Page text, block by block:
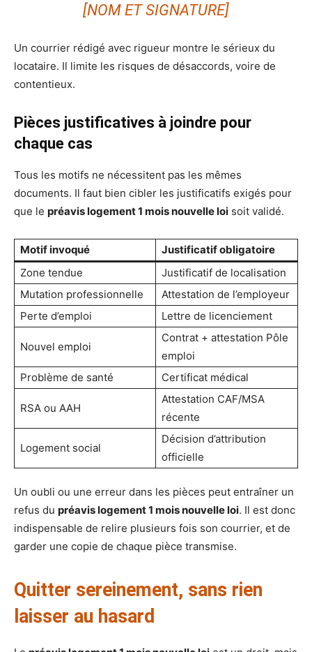
[NOM ET SIGNATURE]
Un courrier rédigé avec rigueur montre le sérieux du
locataire. Il limite les risques de désaccords, voire de
contentieux.
Pièces justificatives à joindre pour
chaque cas
Tous les motifs ne nécessitent pas les mêmes
documents. Il faut bien cibler les justificatifs exigés pour
que le préavis logement 1 mois nouvelle loi soit validé.
Motif invoqué
Justificatif obligatoire
Zone tendue
Justificatif de localisation
Mutation professionnelle
Attestation de l’employeur
Perte d’emploi
Lettre de licenciement
Nouvel emploi
Contrat + attestation Pôle
emploi
Problème de santé
Certificat médical
RSA ou AAH
Attestation CAF/MSA
récente
Logement social
Décision d’attribution
officielle
Un oubli ou une erreur dans les pièces peut entraîner un
refus du préavis logement 1 mois nouvelle loi. Il est donc
indispensable de relire plusieurs fois son courrier, et de
garder une copie de chaque pièce transmise.
Quitter sereinement, sans rien
laisser au hasard